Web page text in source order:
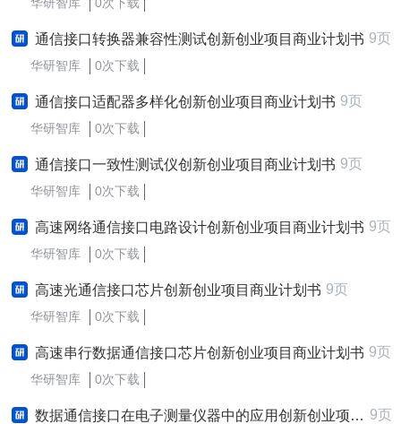
通信接口转换器兼容性测试创新创业项目商业计划书 9页
华研智库 0次下载
通信接口适配器多样化创新创业项目商业计划书 9页
华研智库 0次下载
通信接口一致性测试仪创新创业项目商业计划书 9页
华研智库 0次下载
高速网络通信接口电路设计创新创业项目商业计划书 9页
华研智库 0次下载
高速光通信接口芯片创新创业项目商业计划书 9页
华研智库 0次下载
高速串行数据通信接口芯片创新创业项目商业计划书 9页
华研智库 0次下载
数据通信接口在电子测量仪器中的应用创新创业项目商业计划书 9页